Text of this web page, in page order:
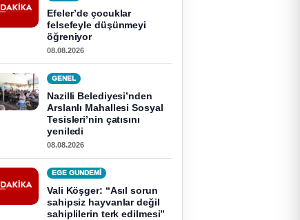
Efeler’de çocuklar
felsefeyle düşünmeyi
öğreniyor
08.08.2026
GENEL
Nazilli Belediyesi’nden
Arslanlı Mahallesi Sosyal
Tesisleri’nin çatısını
yeniledi
08.08.2026
EGE GUNDEMİ
Vali Köşger: “Asıl sorun
sahipsiz hayvanlar değil
sahiplilerin terk edilmesi”